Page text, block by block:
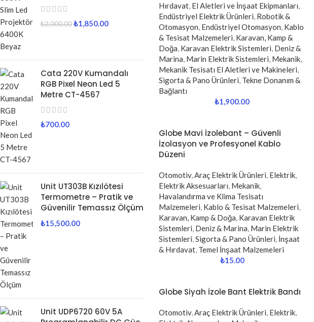
₺2,000.00₺1,850.00
Cata 220V Kumandalı
RGB Pixel Neon Led 5
Metre CT-4567
₺700.00
Unit UT303B Kızılötesi
Termometre – Pratik ve
Güvenilir Temassız Ölçüm
₺15,500.00
Unit UDP6720 60V 5A
Hırdavat, El Aletleri ve İnşaat Ekipmanları,
Endüstriyel Elektrik Ürünleri, Robotik &
Otomasyon, Endüstriyel Otomasyon, Kablo
& Tesisat Malzemeleri, Karavan, Kamp &
Doğa, Karavan Elektrik Sistemleri, Deniz &
Marina, Marin Elektrik Sistemleri, Mekanik,
Mekanik Tesisatı El Aletleri ve Makineleri,
Sigorta & Pano Ürünleri, Tekne Donanım &
Bağlantı
₺1,900.00
Globe Mavi İzolebant – Güvenli
İzolasyon ve Profesyonel Kablo
Düzeni
Otomotiv,Araç Elektrik Ürünleri, Elektrik,
Elektrik Aksesuarları, Mekanik,
Havalandırma ve Klima Tesisatı
Malzemeleri, Kablo & Tesisat Malzemeleri,
Karavan, Kamp & Doğa, Karavan Elektrik
Sistemleri, Deniz & Marina, Marin Elektrik
Sistemleri,Sigorta & Pano Ürünleri, İnşaat
& Hırdavat, Temel İnşaat Malzemeleri
₺15.00
Globe Siyah İzole Bant Elektrik Bandı
Otomotiv,Araç Elektrik Ürünleri, Elektrik,